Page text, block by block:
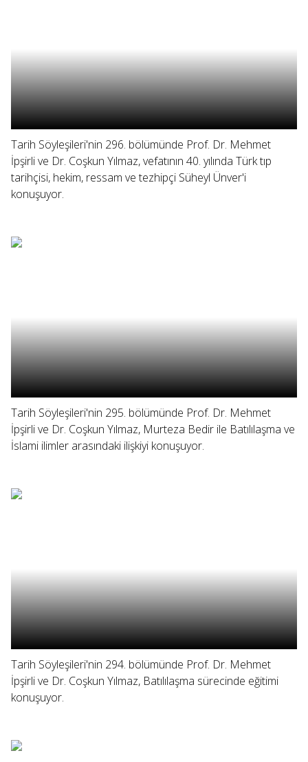
Tarih Söyleşileri'nin 296. bölümünde Prof. Dr. Mehmet
İpşirli ve Dr. Coşkun Yılmaz, vefatının 40. yılında Türk tıp
tarihçisi, hekim, ressam ve tezhipçi Süheyl Ünver'i
konuşuyor.
Tarih Söyleşileri'nin 295. bölümünde Prof. Dr. Mehmet
İpşirli ve Dr. Coşkun Yılmaz, Murteza Bedir ile Batılılaşma ve
İslami ilimler arasındaki ilişkiyi konuşuyor.
Tarih Söyleşileri'nin 294. bölümünde Prof. Dr. Mehmet
İpşirli ve Dr. Coşkun Yılmaz, Batılılaşma sürecinde eğitimi
konuşuyor.